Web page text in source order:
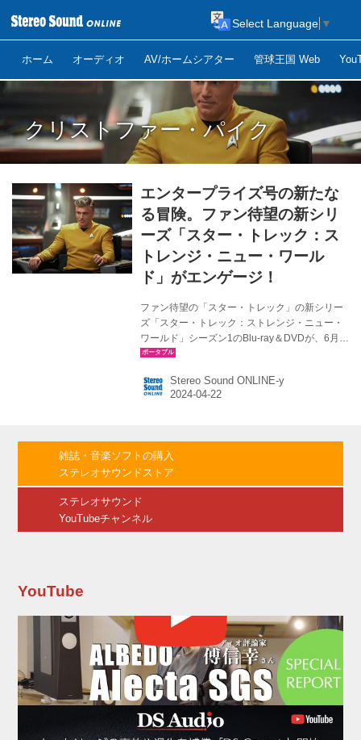
ホーム オーディオ AV/ホームシアター 管球王国 Web
Select Language ▼
クリストファー・パイク
エンタープライズ号の新たな
る冒険。ファン待望の新シリ
ーズ「スター・トレック：ス
トレンジ・ニュー・ワール
ド」がエンゲージ！
ファン待望の「スター・トレック」の新シリー
ズ「スター・トレック：ストレンジ・ニュー・
ワールド」シーズン1のBlu-ray＆DVDが、6月
21日（水）に発売される。これは、2代目船長
ープライズを舞台に、1話完結で展開されるスト
ーリー。「ディスカバリー」や「ピカード」と
スピリットを受け継ぎ、随所にオマージュが感
じられる仕上がりに。TOSと同じナレーション
Stereo Sound ONLINE-y
雑誌・音楽ソフトの購入
ステレオサウンドストア
ステレオサウンド
YouTubeチャンネル
YouTube